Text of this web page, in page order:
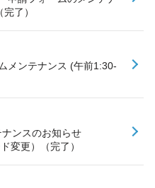
了）
メンテナンス (午前1:30-
ンスのお知らせ
変更）（完了）